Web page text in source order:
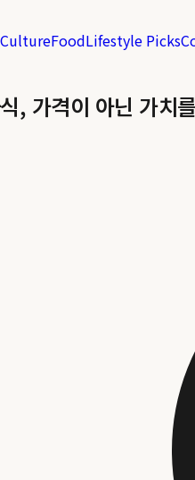
CultureFoodLifestyle Picks
, 가격이 아닌 가치